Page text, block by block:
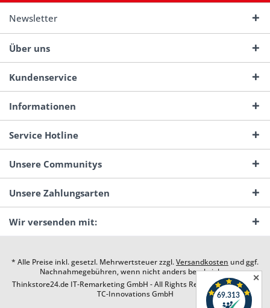
Newsletter
Über uns
Kundenservice
Informationen
Service Hotline
Unsere Communitys
Unsere Zahlungsarten
Wir versenden mit:
* Alle Preise inkl. gesetzl. Mehrwertsteuer zzgl.Versandkosten und ggf.
Nachnahmegebühren, wenn nicht anders beschrieben
Thinkstore24.de IT-Remarketing GmbH - All Rights Reserved. Design by
TC-Innovations GmbH
✕